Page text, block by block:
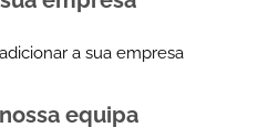
a sua empresa
equipa